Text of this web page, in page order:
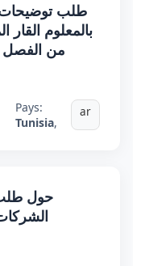
طلب توضیحات
من الفصل 23 من مجلة معاليم التسجيل
Pays:
Tunisia,
ar
حول